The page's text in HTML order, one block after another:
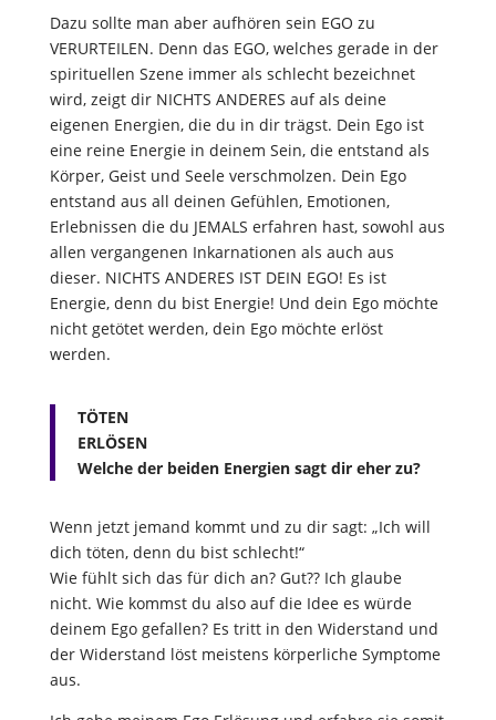
Dazu sollte man aber aufhören sein EGO zu
VERURTEILEN. Denn das EGO, welches gerade in der
spirituellen Szene immer als schlecht bezeichnet
wird, zeigt dir NICHTS ANDERES auf als deine
eigenen Energien, die du in dir trägst. Dein Ego ist
eine reine Energie in deinem Sein, die entstand als
Körper, Geist und Seele verschmolzen. Dein Ego
entstand aus all deinen Gefühlen, Emotionen,
Erlebnissen die du JEMALS erfahren hast, sowohl aus
allen vergangenen Inkarnationen als auch aus
dieser. NICHTS ANDERES IST DEIN EGO! Es ist
Energie, denn du bist Energie! Und dein Ego möchte
nicht getötet werden, dein Ego möchte erlöst
werden.
TÖTEN
ERLÖSEN
Welche der beiden Energien sagt dir eher zu?
Wenn jetzt jemand kommt und zu dir sagt: „Ich will
dich töten, denn du bist schlecht!“
Wie fühlt sich das für dich an? Gut?? Ich glaube
nicht. Wie kommst du also auf die Idee es würde
deinem Ego gefallen? Es tritt in den Widerstand und
der Widerstand löst meistens körperliche Symptome
aus.